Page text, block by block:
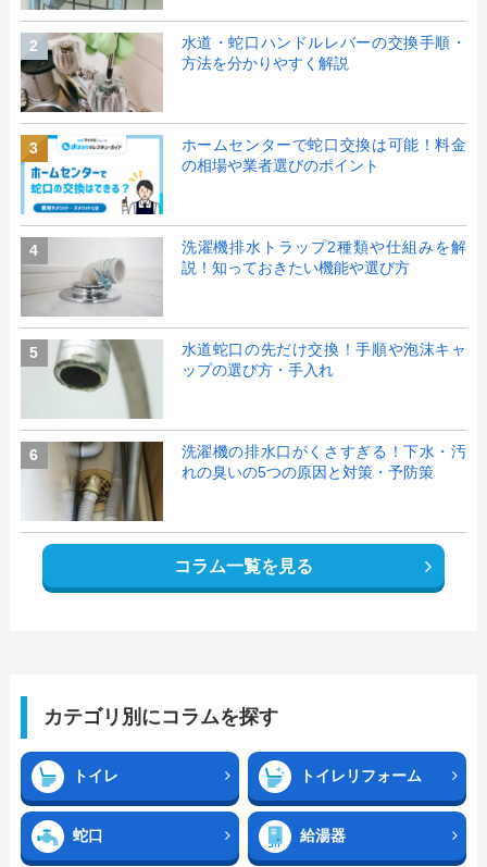
2
水道・蛇口ハンドルレバーの交換手順・
方法を分かりやすく解説
3
ホームセンターで蛇口交換は可能！料金
の相場や業者選びのポイント
4
洗濯機排水トラップ2種類や仕組みを解
説！知っておきたい機能や選び方
5
水道蛇口の先だけ交換！手順や泡沫キャ
ップの選び方・手入れ
6
洗濯機の排水口がくさすぎる！下水・汚
れの臭いの5つの原因と対策・予防策
コラム一覧を見る
カテゴリ別にコラムを探す
トイレ トイレリフォーム
蛇口 給湯器